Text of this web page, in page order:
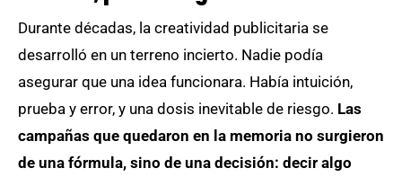
Durante décadas, la creatividad publicitaria se
desarrolló en un terreno incierto. Nadie podía
asegurar que una idea funcionara. Había intuición,
prueba y error, y una dosis inevitable de riesgo. Las
campañas que quedaron en la memoria no surgieron
de una fórmula, sino de una decisión: decir algo